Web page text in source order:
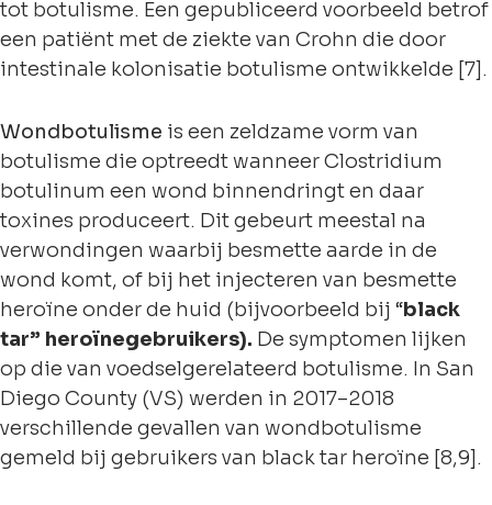
tot botulisme. Een gepubliceerd voorbeeld betrof
een patiënt met de ziekte van Crohn die door
intestinale kolonisatie botulisme ontwikkelde [7].
Wondbotulisme is een zeldzame vorm van
botulisme die optreedt wanneer Clostridium
botulinum een wond binnendringt en daar
toxines produceert. Dit gebeurt meestal na
verwondingen waarbij besmette aarde in de
wond komt, of bij het injecteren van besmette
heroïne onder de huid (bijvoorbeeld bij “black
tar” heroïnegebruikers). De symptomen lijken
op die van voedselgerelateerd botulisme. In San
Diego County (VS) werden in 2017–2018
verschillende gevallen van wondbotulisme
gemeld bij gebruikers van black tar heroïne [8,9].